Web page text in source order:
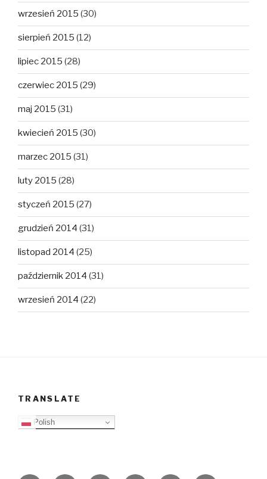
wrzesień 2015 (30)
sierpień 2015 (12)
lipiec 2015 (28)
czerwiec 2015 (29)
maj 2015 (31)
kwiecień 2015 (30)
marzec 2015 (31)
luty 2015 (28)
styczeń 2015 (27)
grudzień 2014 (31)
listopad 2014 (25)
październik 2014 (31)
wrzesień 2014 (22)
TRANSLATE
Polish